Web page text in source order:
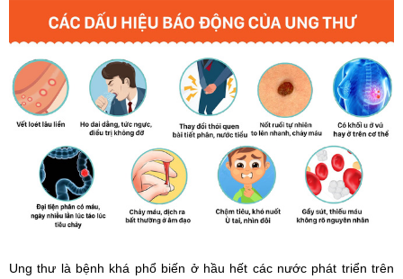
Ung thư là bệnh khá phổ biến ở hầu hết các nước phát triển trên